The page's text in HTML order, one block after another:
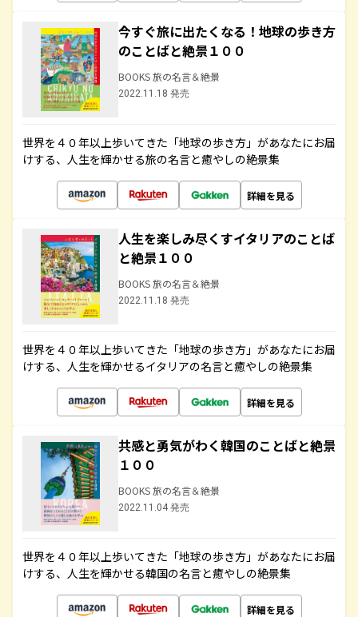
今すぐ旅に出たくなる！地球の歩き方
のことばと絶景１００
BOOKS 旅の名言＆絶景
2022.11.18 発売
世界を４０年以上歩いてきた「地球の歩き方」があなたにお届
けする、人生を輝かせる旅の名言と癒やしの絶景集
詳細を見る
人生を楽しみ尽くすイタリアのことば
と絶景１００
BOOKS 旅の名言＆絶景
2022.11.18 発売
世界を４０年以上歩いてきた「地球の歩き方」があなたにお届
けする、人生を輝かせるイタリアの名言と癒やしの絶景集
詳細を見る
共感と勇気がわく韓国のことばと絶景
１００
BOOKS 旅の名言＆絶景
2022.11.04 発売
世界を４０年以上歩いてきた「地球の歩き方」があなたにお届
けする、人生を輝かせる韓国の名言と癒やしの絶景集
詳細を見る